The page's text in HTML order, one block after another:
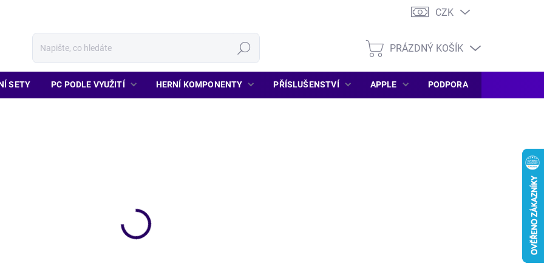
CZK
Hledat
NÁKUPNÍ
PRÁZDNÝ KOŠÍK
SETY PC PODLE VYUŽITÍ HERNÍ KOMPONENTY PŘÍSLUŠENSTVÍ APPLE PODPORA